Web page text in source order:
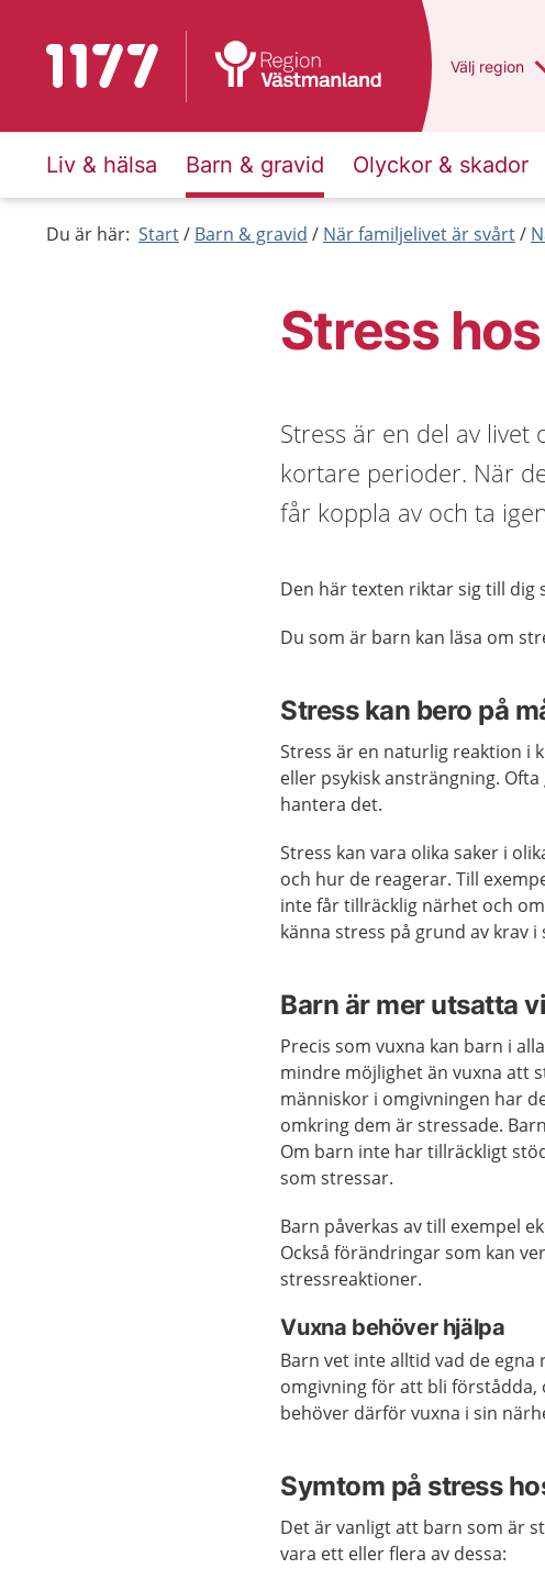
Till startsidan för 1177 Du har valt
Välj en annan
region
Liv & hälsa Barn & gravid Olyckor & skador
Du är här: Start Barn & gravid När familjelivet är svårt
Stress
Stress är en del av
kortare perioder. När
får koppla av och ta
Den här texten riktar sig till dig
Du som är barn kan läsa om
Stress kan bero på
Stress är en naturlig reaktion i
eller psykisk ansträngning.
hantera det.
Stress kan vara olika saker i
och hur de reagerar. Till
inte får tillräcklig närhet och
känna stress på grund av krav
Barn är mer utsatta
Precis som vuxna kan barn i
mindre möjlighet än vuxna att
människor i omgivningen har
omkring dem är stressade.
Om barn inte har tillräckligt
som stressar.
Barn påverkas av till exempel
Också förändringar som kan
stressreaktioner.
Vuxna behöver hjälpa
Barn vet inte alltid vad de
omgivning för att bli förstådda,
behöver därför vuxna i sin
Symtom på stress
Det är vanligt att barn som är
vara ett eller flera av dessa: